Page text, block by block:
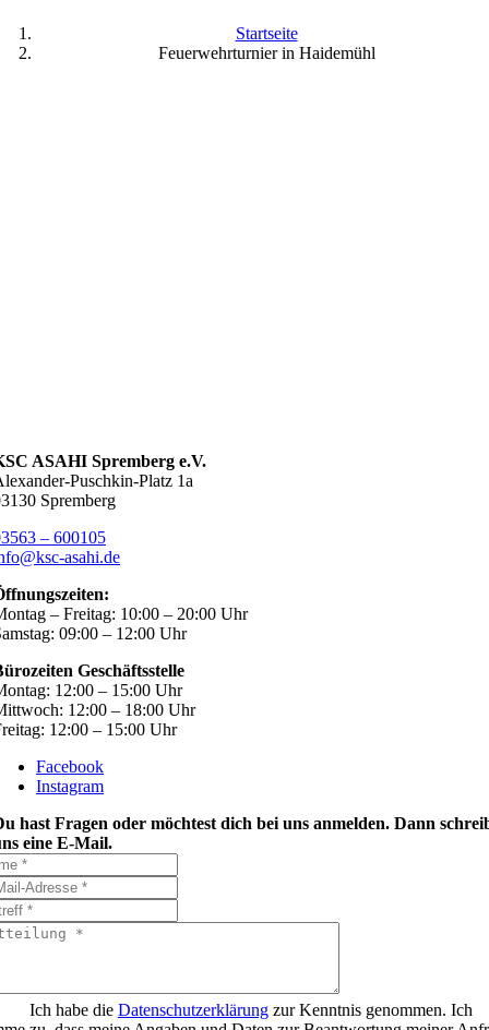
Startseite
Feuerwehrturnier in Haidemühl
ASAHI Spremberg e.V.
Puschkin-Platz 1a
Spremberg
– 600105
asahi.de
– Freitag: 10:00 – 20:00 Uhr
09:00 – 12:00 Uhr
Geschäftsstelle
12:00 – 15:00 Uhr
12:00 – 18:00 Uhr
12:00 – 15:00 Uhr
Facebook
Instagram
hast Fragen oder möchtest dich bei uns anmelden. Dann
eine E-Mail.
Ich habe die Datenschutzerklärungzur Kenntnis genommen. Ich